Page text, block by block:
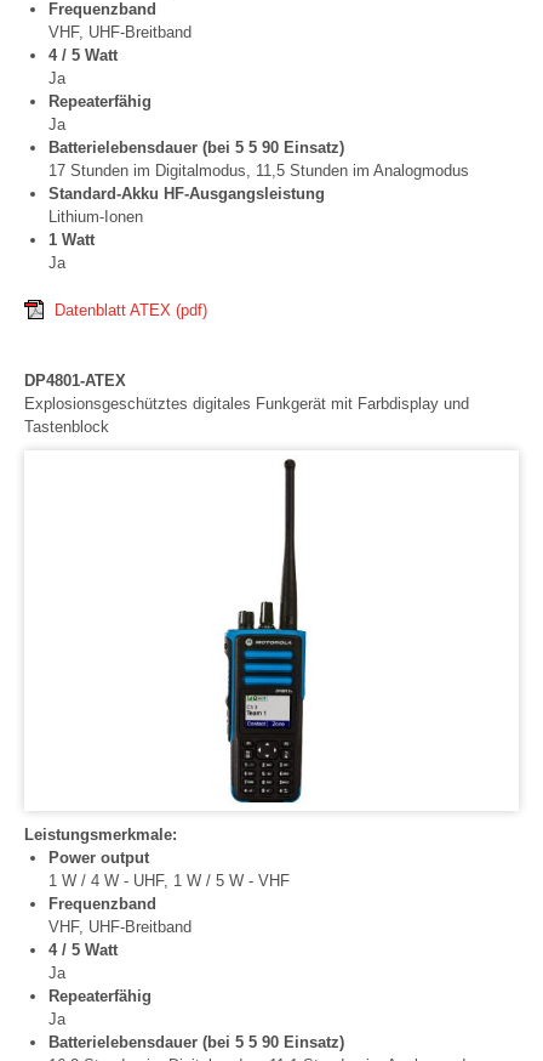
Frequenzband
VHF, UHF-Breitband
4 / 5 Watt
Ja
Repeaterfähig
Ja
Batterielebensdauer (bei 5 5 90 Einsatz)
17 Stunden im Digitalmodus, 11,5 Stunden im Analogmodus
Standard-Akku HF-Ausgangsleistung
Lithium-Ionen
1 Watt
Ja
Datenblatt ATEX (pdf)
DP4801-ATEX
Explosionsgeschütztes digitales Funkgerät mit Farbdisplay und
Tastenblock
Leistungsmerkmale:
Power output
1 W / 4 W - UHF, 1 W / 5 W - VHF
Frequenzband
VHF, UHF-Breitband
4 / 5 Watt
Ja
Repeaterfähig
Ja
Batterielebensdauer (bei 5 5 90 Einsatz)